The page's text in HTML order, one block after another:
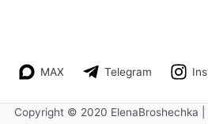
MAX Telegram
Copyright © 2020 ElenaBroshechka